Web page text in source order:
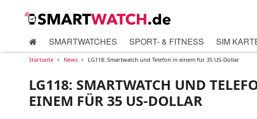
SMARTWATCHES SPORT- & FITNESS SIM
Startseite News LG118: Smartwatch und Telefon in einem für 35 US-Dollar
LG118: SMARTWATCH UND
EINEM FÜR 35 US-DOLLAR